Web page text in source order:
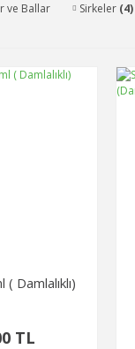
ve Ballar
Sirkeler (4)
( Damlalıklı)
TL